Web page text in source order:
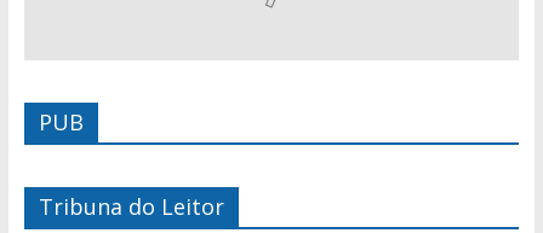
PUB
Tribuna do Leitor